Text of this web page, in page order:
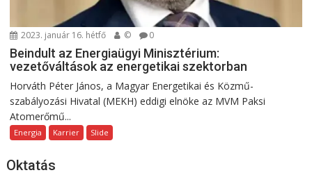
2023. január 16. hétfő © 0
Beindult az Energiaügyi Minisztérium:
vezetőváltások az energetikai szektorban
Horváth Péter János, a Magyar Energetikai és Közmű-
szabályozási Hivatal (MEKH) eddigi elnöke az MVM Paksi
Atomerőmű...
Energia Karrier Slide
Oktatás